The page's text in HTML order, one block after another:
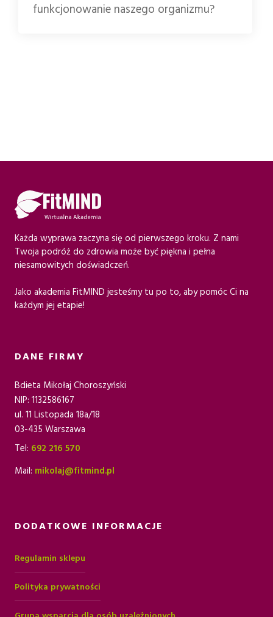
funkcjonowanie naszego organizmu?
Każda wyprawa zaczyna się od pierwszego kroku. Z nami
Twoja podróż do zdrowia może być piękna i pełna
niesamowitych doświadczeń.
Jako akademia FitMIND jesteśmy tu po to, aby pomóc Ci na
każdym jej etapie!
DANE FIRMY
Bdieta Mikołaj Choroszyński
NIP: 1132586167
ul. 11 Listopada 18a/18
03-435 Warszawa
Tel: 692 216 570
Mail: mikolaj@fitmind.pl
DODATKOWE INFORMACJE
Regulamin sklepu
Polityka prywatności